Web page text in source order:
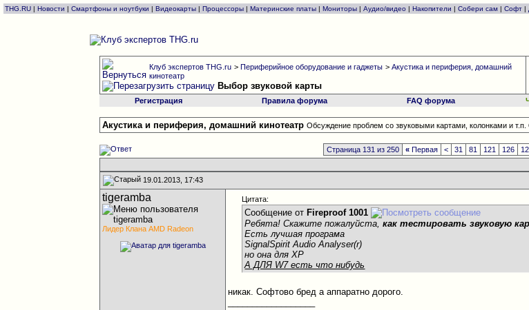
THG.RU | Новости | Смартфоны и ноутбуки | Видеокарты | Процессоры | Материнские платы | Мониторы | Аудио/видео | Накопители | Собери сам | Софт |
Клуб экспертов THG.ru >Периферийное оборудование и гаджеты >Акустика и периферия, домашний
кинотеатр
Выбор звуковой карты
Регистрация Правила форума FAQ форума
Акустика и периферия, домашний кинотеатр Обсуждение проблем со звуковыми картами, колонками и
Страница 131 из 250 « Первая < 31 81 121 126
19.01.2013, 17:43
tigeramba
Лидер Клана AMD Radeon
Цитата:
Сообщение от Fireproof 1001
Ребята! Скажите пожалуйста,как тестировать звуковую
Есть лучшая програма
SignalSpirit Audio Analyser(r)
но она для XP
А ДЛЯ W7 есть что нибудь
никак. Софтово бред а аппаратно дорого.